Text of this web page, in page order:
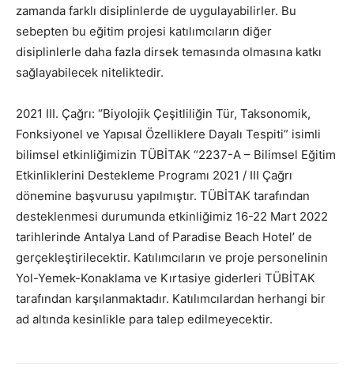
zamanda farklı disiplinlerde de uygulayabilirler. Bu
sebepten bu eğitim projesi katılımcıların diğer
disiplinlerle daha fazla dirsek temasında olmasına katkı
sağlayabilecek niteliktedir.
2021 III. Çağrı: “Biyolojik Çeşitliliğin Tür, Taksonomik,
Fonksiyonel ve Yapısal Özelliklere Dayalı Tespiti” isimli
bilimsel etkinliğimizin TÜBİTAK “2237-A – Bilimsel Eğitim
Etkinliklerini Destekleme Programı 2021 / III Çağrı
dönemine başvurusu yapılmıştır. TÜBİTAK tarafından
desteklenmesi durumunda etkinliğimiz 16-22 Mart 2022
tarihlerinde Antalya Land of Paradise Beach Hotel’ de
gerçekleştirilecektir. Katılımcıların ve proje personelinin
Yol-Yemek-Konaklama ve Kırtasiye giderleri TÜBİTAK
tarafından karşılanmaktadır. Katılımcılardan herhangi bir
ad altında kesinlikle para talep edilmeyecektir.